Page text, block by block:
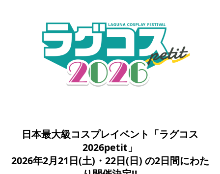
日本最大級コスプレイベント「ラグコス
2026petit」
2026年2月21日(土)・22日(日) の2日間にわた